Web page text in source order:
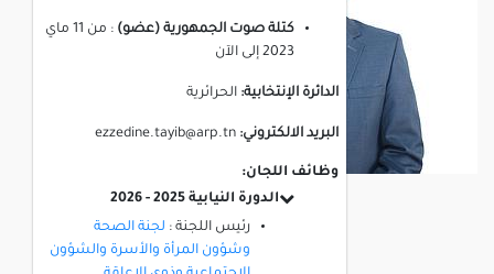
كتلة صوت الجمهورية (عضو): من
11 ماي
2023 إلىالآن
الدائرة الإنتخابية: الحرائرية
البريد الالكتروني: ezzedine.tayib@arp.tn
وظائف اللجان:
الدورة النيابية 2025 - 2026
رئيس اللجنة : لجنة الصحة
وشؤون المرأة والأسرة والشؤون